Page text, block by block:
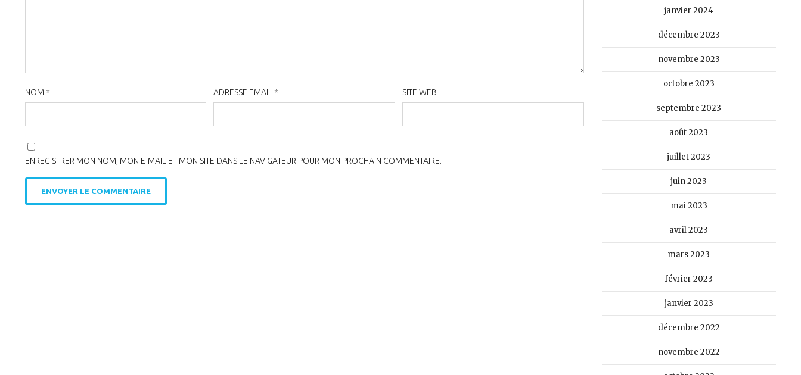
NOM * ADRESSE EMAIL * SITE WEB
ENREGISTRER MON NOM, MON E-MAIL ET MON SITE DANS LE NAVIGATEUR POUR MON PROCHAIN COMMENTAIRE.
janvier 2024
décembre 2023
novembre 2023
octobre 2023
septembre 2023
août 2023
juillet 2023
juin 2023
mai 2023
avril 2023
mars 2023
février 2023
janvier 2023
décembre 2022
novembre 2022